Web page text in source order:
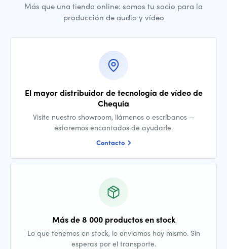
Más que una tienda online: somos tu socio para la
producción de audio y vídeo
El mayor distribuidor de tecnología de vídeo de
Chequia
Visite nuestro showroom, llámenos o escríbanos —
estaremos encantados de ayudarle.
Contacto
Más de 8 000 productos en stock
Lo que tenemos en stock, lo enviamos hoy mismo. Sin
esperas por el transporte.